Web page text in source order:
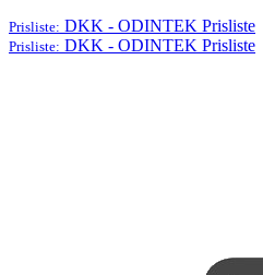
Prisliste: DKK - ODINTEK Prisliste
Prisliste: DKK - ODINTEK Prisliste